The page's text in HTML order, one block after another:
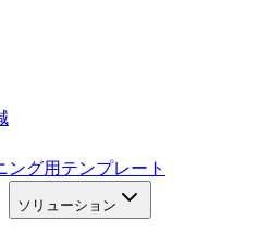
ング用テンプレート
ソリューション